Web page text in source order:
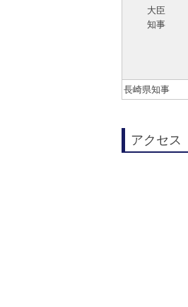
大臣
知事
長崎県知事
アクセス